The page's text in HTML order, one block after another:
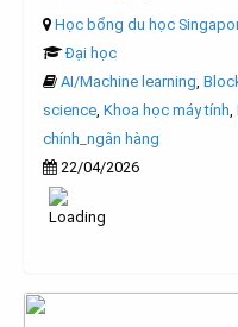
Học bổng du học
Đại học
AI/Machine learning,
science, Khoa học máy tính,
chính_ngân hàng
22/04/2026